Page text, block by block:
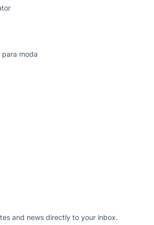
moda
and news directly to your inbox.